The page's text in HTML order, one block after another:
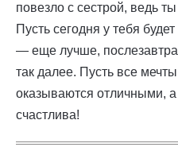
повезло с сестрой, ведь
Пусть сегодня у тебя
— еще лучше,
так далее. Пусть все
оказываются отличными,
счастлива!